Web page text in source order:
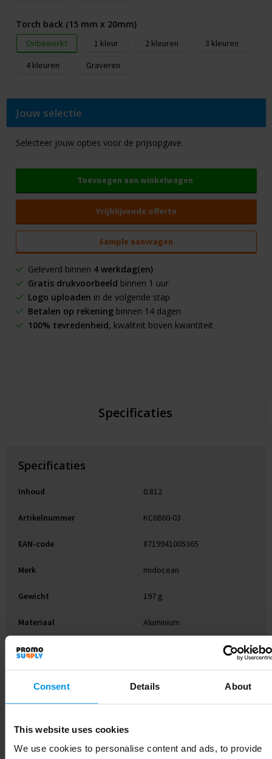
Consent Details About
This website uses cookies
We use cookies to personalise content and ads, to provide
Torch back (15 mm x 20mm)
Onbewerkt 1 2
3
4
Graveren
Jouw selectie
Selecteer jouw opties voor de prijsopgave.
Toevoegen aan winkelwagen
Vrijblijvende offerte
Sample aanvragen
Geleverd binnen 4 werkdag(en)
Gratis drukvoorbeeld binnen 1 uur
Logo uploaden in de volgende stap
Betalen op rekeningbinnen 14 dagen
100% tevredenheid, kwaliteit boven kwantiteit
Specificaties
Specificaties
Inhoud 0.812
Artikelnummer KC6860-03
EAN-code 8719941005365
Merk midocean
Gewicht 197 g
Materiaal Aluminium
Kleur
Hoogte
Breedte
Lengte 8.5 cm